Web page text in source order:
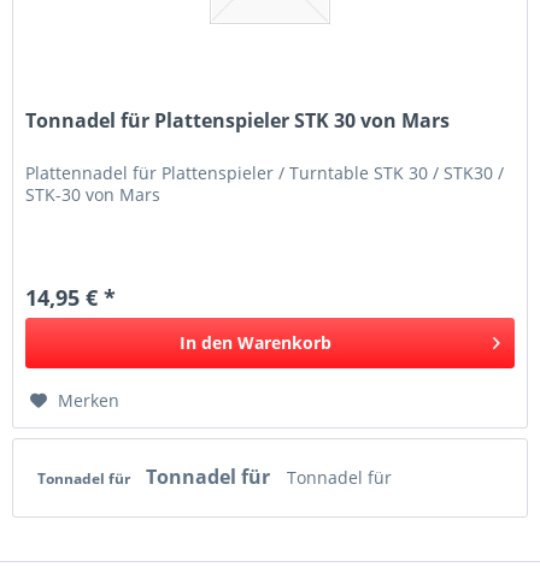
Tonnadel für Plattenspieler STK 30 von Mars
Plattennadel für Plattenspieler / Turntable STK 30 / STK30 /
STK-30 von Mars
14,95 € *
In den Warenkorb
Merken
Tonnadel für Tonnadel für Tonnadel für